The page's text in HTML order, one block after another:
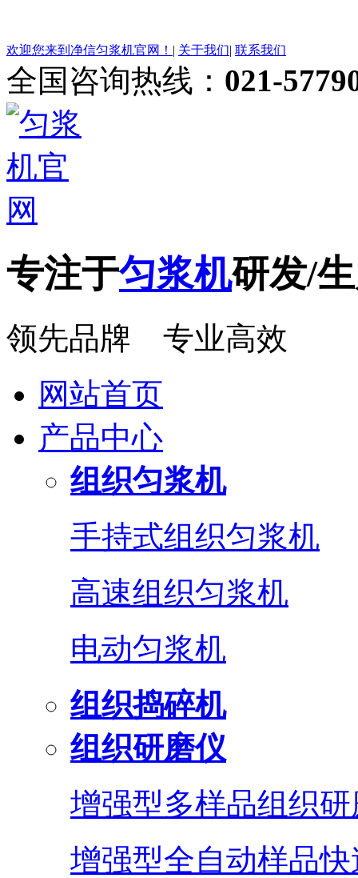
欢迎您来到净信匀浆机官网！ | 关于我们| 联系我们
全国咨询热线： 021-
专注于匀浆机研发/
领先品牌 专业高效
网站首页
产品中心
组织匀浆机
手持式组织匀浆机
高速组织匀浆机
电动匀浆机
组织捣碎机
组织研磨仪
增强型多样品组织
增强型全自动样品